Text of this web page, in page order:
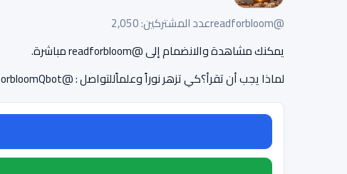
@readforbloom
عدد المشتركين: 2,050
يمكنك مشاهدة والانضمام إلى @readforbloom مباشرة.
لماذا يجب أن تقرأ؟كي تزهر نوراً وعلماًللتواصل : @readforbloomQbot